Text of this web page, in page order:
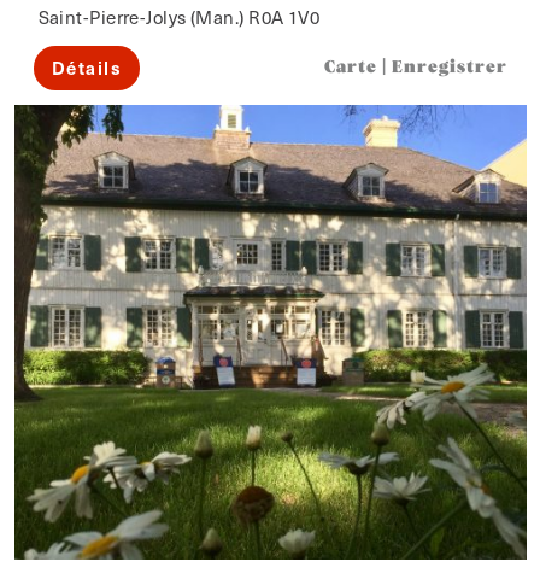
Saint-Pierre-Jolys (Man.) R0A 1V0
Détails Carte Enregistrer